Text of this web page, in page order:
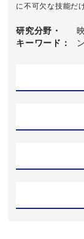
に不可欠な技能だ
研究分野・
キーワード